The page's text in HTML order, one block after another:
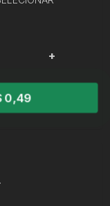
+
0,49